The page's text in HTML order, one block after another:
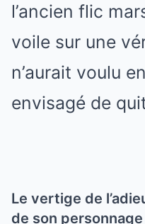
l’ancien flic
voile sur une
n’aurait voulu
envisagé de
Le vertige de
de son personnage